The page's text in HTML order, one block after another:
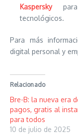
Kasperskypara
tecnológicos.
Para más
digital personal y
Relacionado
Bre-B: la nueva era
pagos, gratis al
para todos
10 de julio de 2025